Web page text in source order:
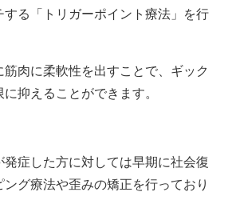
する「トリガーポイント療法」を行
肉に柔軟性を出すことで、ギック
抑えることができます。
発症した方に対しては早期に社会復
グ療法や歪みの矯正を行っており